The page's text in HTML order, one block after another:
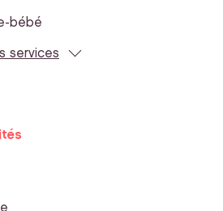
bébé
services